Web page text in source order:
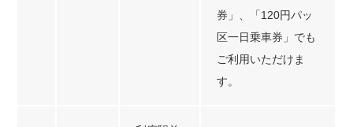
券」、「120円パッ
区一日乗車券」でも
ご利用いただけま
す。